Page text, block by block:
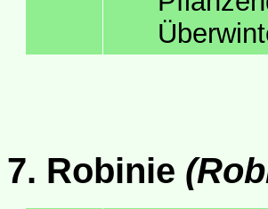
7. Robinie